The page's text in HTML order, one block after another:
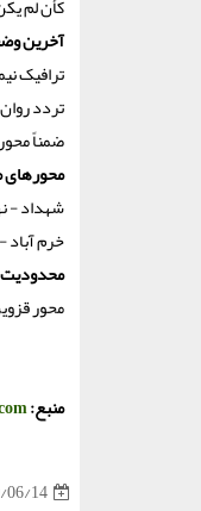
کأن لم
آخرین
ترافیک
تردد
ضمناً
شهداد -
خرم آباد
محدودیت
محور قزوین - همدان (کیلومتر ۱۱۰)
منبع:
06/14